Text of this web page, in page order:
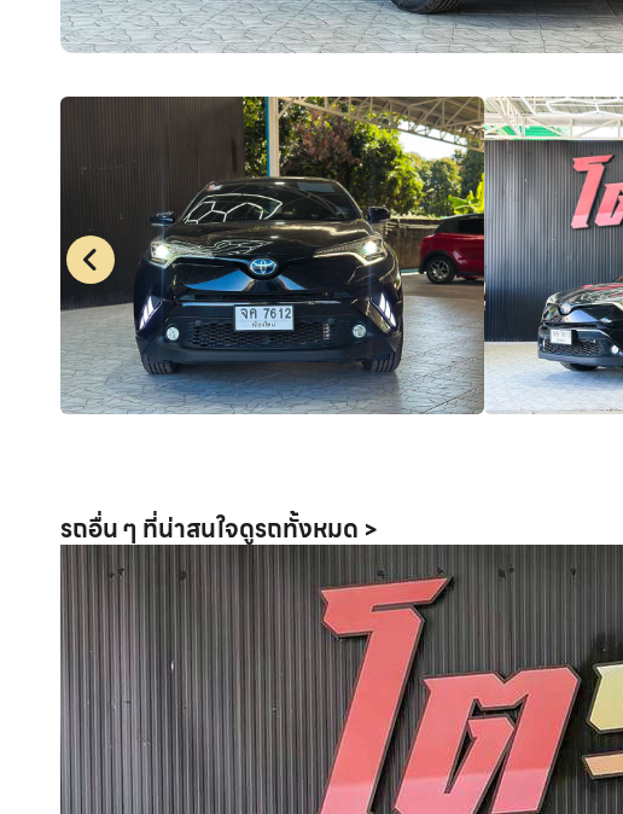
รถอื่น ๆ ที่น่าสนใจดูรถทั้งหมด >